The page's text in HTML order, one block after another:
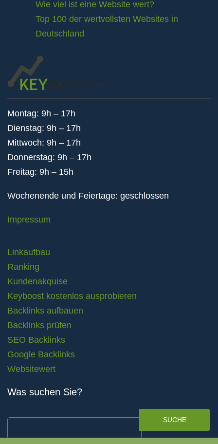
Wie viel ist eine Website wert?
Top 100 der wertvollsten Websites in
Deutschland
Montag: 9h – 17h
Dienstag: 9h – 17h
Mittwoch: 9h – 17h
Donnerstag: 9h – 17h
Freitag: 9h – 15h
Wochenende und Feiertage: geschlossen
Impressum
Linkaufbau
Ranking
Kundenakquise
Keyboost kostenlos ausprobieren
Backlinks aufbauen
Backlinks prüfen
SEO Backlinks
Google Backlinks
Websitewert
Was suchen Sie?
SUCHE